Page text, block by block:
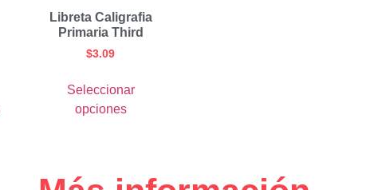
Libreta Caligrafia
Primaria Third
$3.09
Seleccionar
opciones